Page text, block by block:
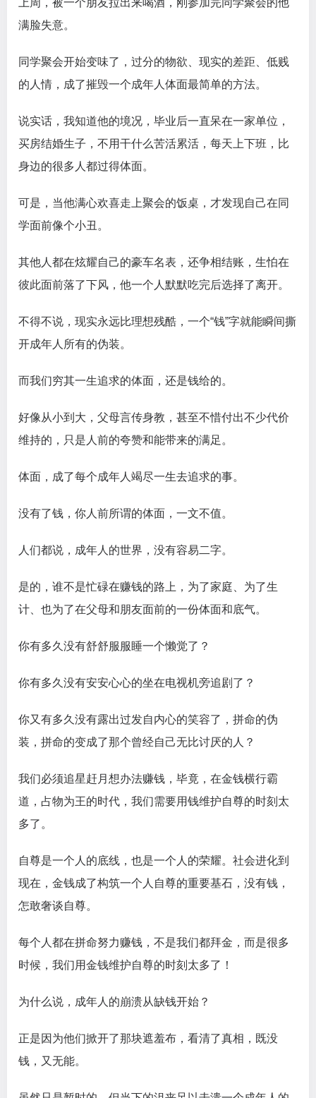
上周，被一个朋友拉出来喝酒，刚参加完同学聚会的他
满脸失意。
同学聚会开始变味了，过分的物欲、现实的差距、低贱
的人情，成了摧毁一个成年人体面最简单的方法。
说实话，我知道他的境况，毕业后一直呆在一家单位，
买房结婚生子，不用干什么苦活累活，每天上下班，比
身边的很多人都过得体面。
可是，当他满心欢喜走上聚会的饭桌，才发现自己在同
学面前像个小丑。
其他人都在炫耀自己的豪车名表，还争相结账，生怕在
彼此面前落了下风，他一个人默默吃完后选择了离开。
不得不说，现实永远比理想残酷，一个“钱”字就能瞬间撕
开成年人所有的伪装。
而我们穷其一生追求的体面，还是钱给的。
好像从小到大，父母言传身教，甚至不惜付出不少代价
维持的，只是人前的夸赞和能带来的满足。
体面，成了每个成年人竭尽一生去追求的事。
没有了钱，你人前所谓的体面，一文不值。
人们都说，成年人的世界，没有容易二字。
是的，谁不是忙碌在赚钱的路上，为了家庭、为了生
计、也为了在父母和朋友面前的一份体面和底气。
你有多久没有舒舒服服睡一个懒觉了？
你有多久没有安安心心的坐在电视机旁追剧了？
你又有多久没有露出过发自内心的笑容了，拼命的伪
装，拼命的变成了那个曾经自己无比讨厌的人？
我们必须追星赶月想办法赚钱，毕竟，在金钱横行霸
道，占物为王的时代，我们需要用钱维护自尊的时刻太
多了。
自尊是一个人的底线，也是一个人的荣耀。社会进化到
现在，金钱成了构筑一个人自尊的重要基石，没有钱，
怎敢奢谈自尊。
每个人都在拼命努力赚钱，不是我们都拜金，而是很多
时候，我们用金钱维护自尊的时刻太多了！
为什么说，成年人的崩溃从缺钱开始？
正是因为他们掀开了那块遮羞布，看清了真相，既没
钱，又无能。